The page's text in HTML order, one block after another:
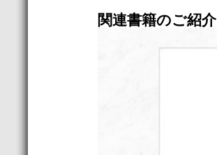
関連書籍のご紹介